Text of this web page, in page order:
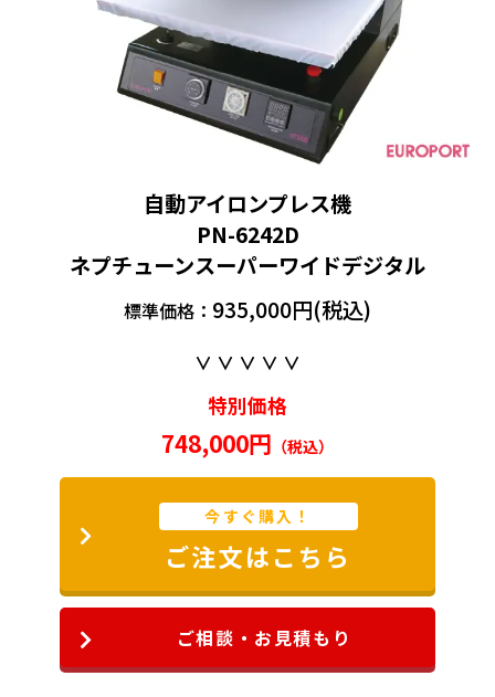
自動アイロンプレス機
PN-6242D
ネプチューンスーパーワイドデジタル
標準価格： 935,000円(税込)
∨ ∨ ∨ ∨ ∨
特別価格
748,000円 （税込）
今すぐ購入！
ご注文はこちら
ご相談・お見積もり